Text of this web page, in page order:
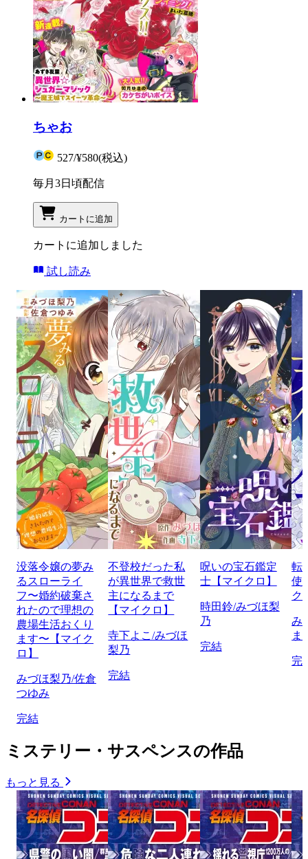
ちゃお
527/¥580(税込)
毎月3日頃配信
カートに追加
カートに追加しました
試し読み
没落令嬢の夢み
るスローライ
フ〜婚約破棄さ
れたので理想の
農場生活おくり
ます〜【マイク
ロ】
みづほ梨乃/佐倉
つゆみ
完結
不登校だった私
が異世界で救世
主になるまで
【マイクロ】
寺下よこ/みづほ
梨乃
完結
呪いの宝石鑑定
士【マイクロ】
時田鈴/みづほ梨
乃
完結
転
使
ク
み
ま
完
ミステリー・サスペンスの作品
もっと見る